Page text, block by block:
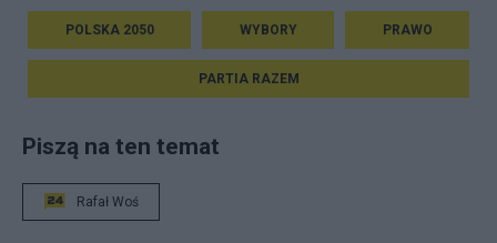
POLSKA 2050 WYBORY PRAWO
PARTIA RAZEM
Piszą na ten temat
Rafał Woś